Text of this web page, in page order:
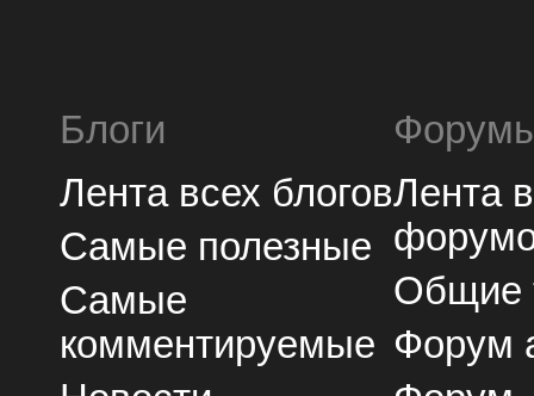
Блоги
Лента всех блогов
Самые полезные
Самые
комментируемые
Лента
Общие
Форум